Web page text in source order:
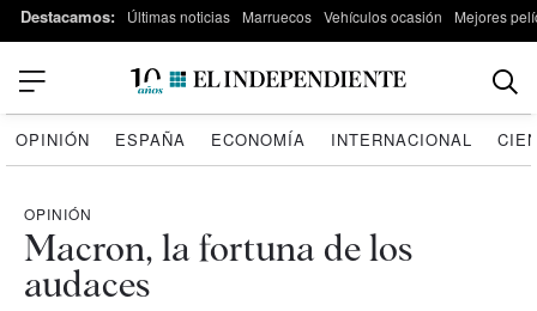
Destacamos: Últimas noticias Marruecos Vehículos ocasión Mejores
OPINIÓN ESPAÑA ECONOMÍA INTERNACIONAL
OPINIÓN
Macron, la fortuna de los
audaces